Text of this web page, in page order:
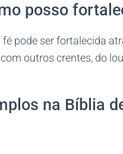
fé pode ser fortalecida
outros crentes, do
na Bíblia